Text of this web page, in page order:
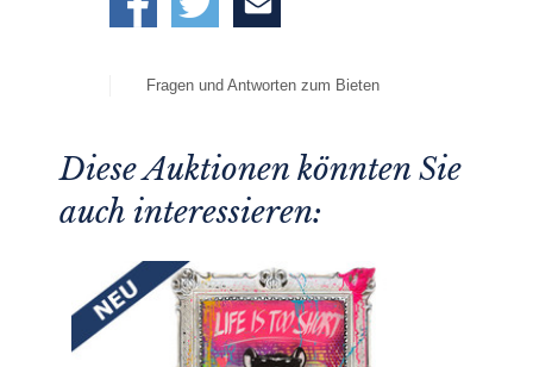
Fragen und Antworten zum Bieten
Diese Auktionen könnten Sie
auch interessieren: